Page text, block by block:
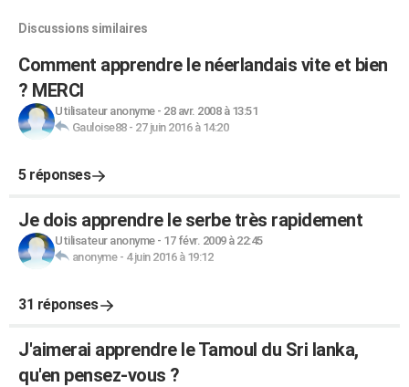
Discussions similaires
Comment apprendre le néerlandais vite et bien
? MERCI
Utilisateur anonyme- 28 avr. 2008 à 13:51
Gauloise88- 27 juin 2016 à 14:20
5 réponses
Je dois apprendre le serbe très rapidement
Utilisateur anonyme- 17 févr. 2009 à 22:45
anonyme- 4 juin 2016 à 19:12
31 réponses
J'aimerai apprendre le Tamoul du Sri lanka,
qu'en pensez-vous ?